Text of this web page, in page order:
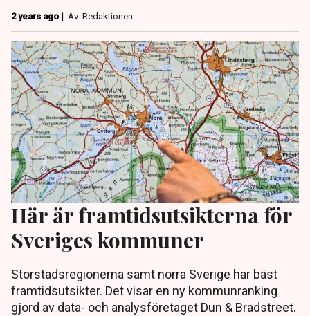
2 years ago | Av: Redaktionen
Här är framtidsutsikterna för
Sveriges kommuner
Storstadsregionerna samt norra Sverige har bäst
framtidsutsikter. Det visar en ny kommunranking
gjord av data- och analysföretaget Dun & Bradstreet.